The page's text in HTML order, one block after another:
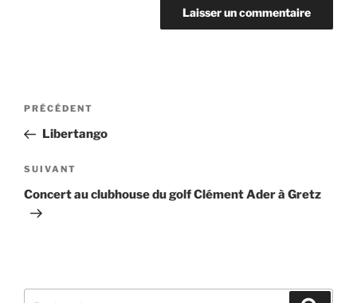
Navigation
l’article
Article
précédent
PRÉCÉDENT
Libertango
Article
suivant
SUIVANT
Concert au clubhouse du golf Clément Ader à Gretz